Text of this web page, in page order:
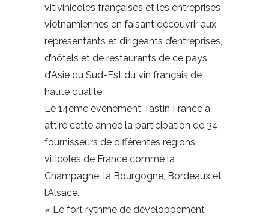
vitivinicoles françaises et les entreprises
vietnamiennes en faisant découvrir aux
représentants et dirigeants d’entreprises,
d’hôtels et de restaurants de ce pays
d’Asie du Sud-Est du vin français de
haute qualité.
Le 14ème événement Tastin France a
attiré cette année la participation de 34
fournisseurs de différentes régions
viticoles de France comme la
Champagne, la Bourgogne, Bordeaux et
l’Alsace.
« Le fort rythme de développement